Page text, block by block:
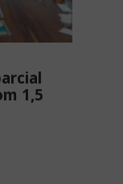
1,5